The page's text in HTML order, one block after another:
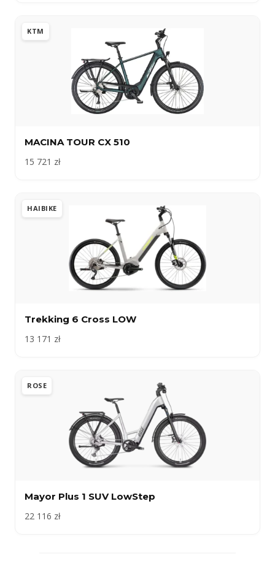
KTM
MACINA TOUR CX 510
15 721 zł
HAIBIKE
Trekking 6 Cross LOW
13 171 zł
ROSE
Mayor Plus 1 SUV LowStep
22 116 zł